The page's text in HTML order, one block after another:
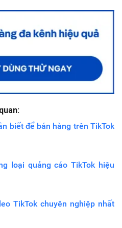
biết để bán hàng trên TikTok
loại quảng cáo TikTok hiệu
TikTok chuyên nghiệp nhất